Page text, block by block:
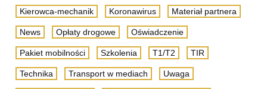
Kierowca-mechanik Koronawirus Materiał partnera
News Opłaty drogowe Oświadczenie
Pakiet mobilności Szkolenia T1/T2 TIR
Technika Transport w mediach Uwaga